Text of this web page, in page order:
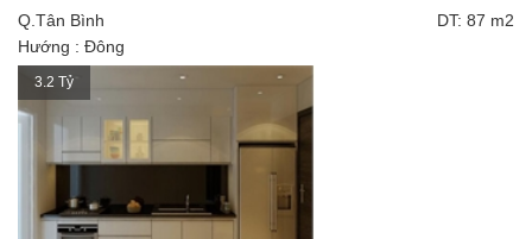
Q.Tân Bình
DT: 87 m2
Hướng : Đông
3.2 Tỷ